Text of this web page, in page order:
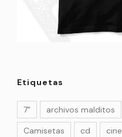
Etiquetas
7" archivos malditos
Camisetas
cd cine